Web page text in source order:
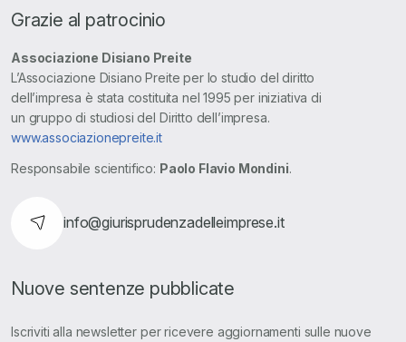
Grazie al patrocinio
Associazione Disiano Preite
L’Associazione Disiano Preite per lo studio del diritto
dell’impresa è stata costituita nel 1995 per iniziativa di
un gruppo di studiosi del Diritto dell’impresa.
www.associazionepreite.it
Responsabile scientifico: Paolo Flavio Mondini.
info@giurisprudenzadelleimprese.it
Nuove sentenze pubblicate
Iscriviti alla newsletter per ricevere aggiornamenti sulle nuove